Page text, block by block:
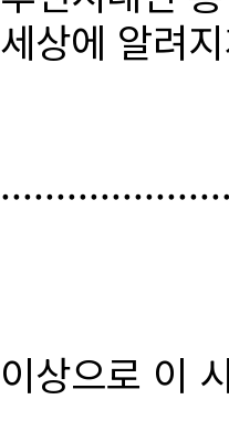
세상에 알려
이상으로 이